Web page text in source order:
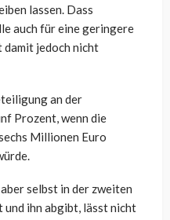
lassen. Dass
auch für eine geringere
damit jedoch nicht
an der
Prozent, wenn die
Millionen Euro
selbst in der zweiten
ihn abgibt, lässt nicht